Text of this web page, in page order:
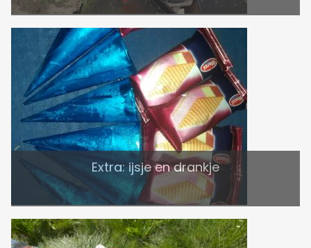
Extra: ijsje en drankje